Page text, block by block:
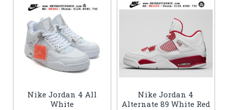
Nike Jordan 4 All
White
Nike Jordan 4
Alternate 89 White Red